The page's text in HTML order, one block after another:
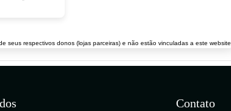
respectivos donos (lojas parceiras) e não estão vinculadas a este website.
Contato